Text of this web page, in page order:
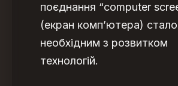
поєднання “computer
(екран комп’ютера) стало
необхідним з розвитком
технологій.